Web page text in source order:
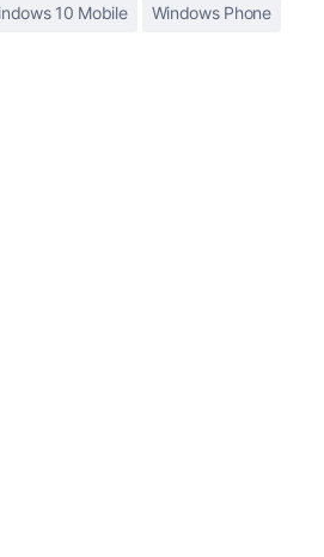
10 Mobile Windows Phone